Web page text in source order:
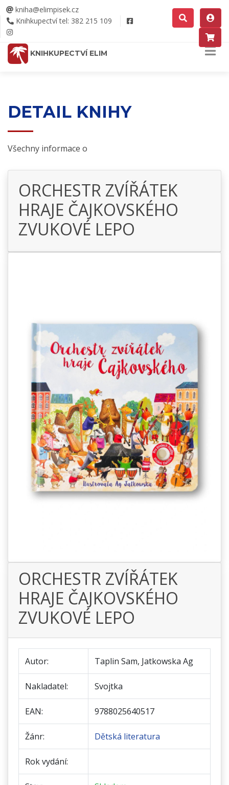
kniha@elimpisek.cz
Knihkupectví tel: 382 215 109
KNIHKUPECTVÍ ELIM
DETAIL KNIHY
Všechny informace o
ORCHESTR ZVÍŘÁTEK
HRAJE ČAJKOVSKÉHO
ZVUKOVÉ LEPO
ORCHESTR ZVÍŘÁTEK
HRAJE ČAJKOVSKÉHO
ZVUKOVÉ LEPO
Autor: Taplin Sam, Jatkowska Ag
Nakladatel: Svojtka
EAN: 9788025640517
Žánr: Dětská literatura
Rok vydání: